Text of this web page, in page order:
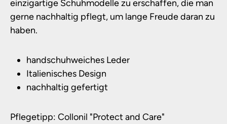
einzigartige Schuhmodelle zu erschaffen, die man
gerne nachhaltig pflegt, um lange Freude daran zu
haben.
handschuhweiches Leder
Italienisches Design
nachhaltig gefertigt
Pflegetipp: Collonil "Protect and Care"